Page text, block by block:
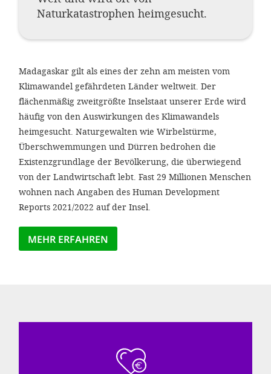
Naturkatastrophen heimgesucht.
Madagaskar gilt als eines der zehn am meisten vom
Klimawandel gefährdeten Länder weltweit. Der
flächenmäßig zweitgrößte Inselstaat unserer Erde wird
häufig von den Auswirkungen des Klimawandels
heimgesucht. Naturgewalten wie Wirbelstürme,
Überschwemmungen und Dürren bedrohen die
Existenzgrundlage der Bevölkerung, die überwiegend
von der Landwirtschaft lebt. Fast 29 Millionen Menschen
wohnen nach Angaben des Human Development
Reports 2021/2022 auf der Insel.
MEHR ERFAHREN
unsere
gewinnen.
den